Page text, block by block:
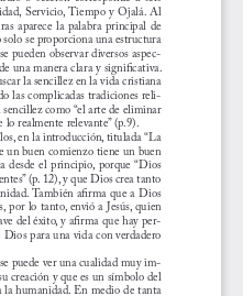
Servicio, Tiempo  y  Ojalá.  Al
aparece  la  palabra  principal  de
se proporciona una estructura
pueden observar diversos aspec
una manera clara y significativa.
la sencillez en la vida cristiana
las complicadas tradiciones reli
como “el arte de eliminar
realmente relevante” (p.9).
en la introducción, titulada “La
un buen comienzo tiene un buen
desde  el  principio,  porque “Dios
(p. 12), y que Dios crea tanto
También afirma que a Dios
por lo tanto, envió a Jesús, quien
del éxito, y afirma que hay per-
Dios para una vida con verdadero
puede ver una cualidad muy im
creación y que es un símbolo del
humanidad. En medio de tanta